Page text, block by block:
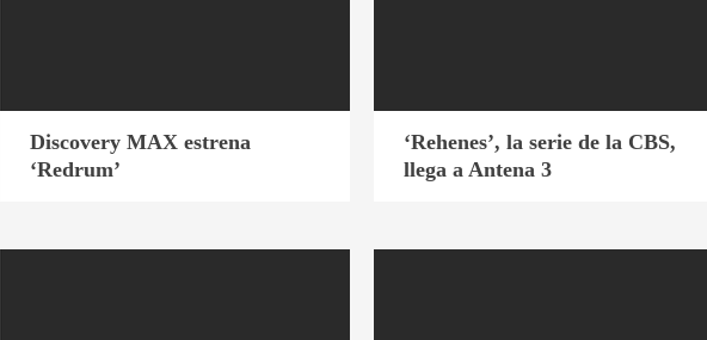
Discovery MAX estrena
‘Redrum’
‘Rehenes’, la serie de la CBS,
llega a Antena 3